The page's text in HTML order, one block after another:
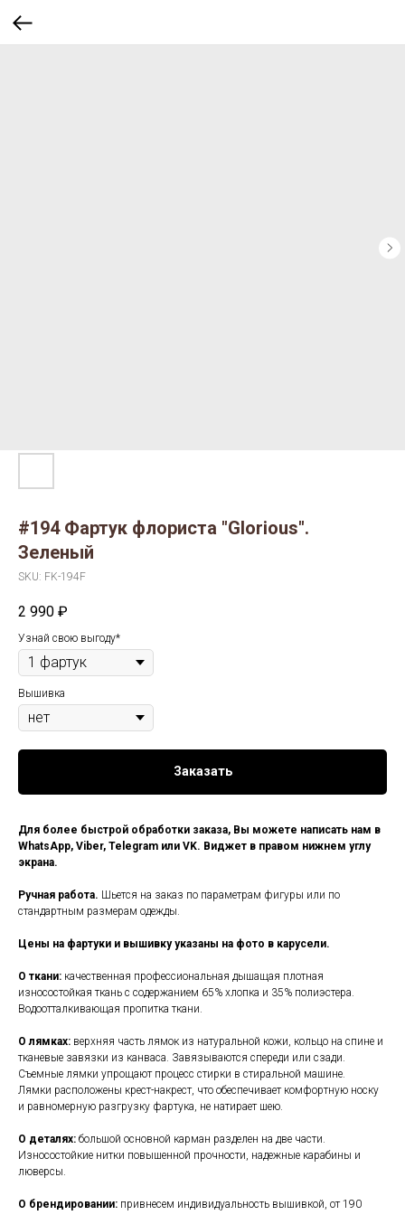
#194 Фартук флориста "Glorious".
Зеленый
SKU: FK-194F
2 990 ₽
Узнай свою выгоду*
Вышивка
Заказать
Для более быстрой обработки заказа, Вы можете написать нам в
WhatsApp, Viber, Telegram или VK. Виджет в правом нижнем углу
экрана.
Ручная работа. Шьется на заказ по параметрам фигуры или по
стандартным размерам одежды.
Цены на фартуки и вышивку указаны на фото в карусели.
О ткани: качественная профессиональная дышащая плотная
износостойкая ткань с содержанием 65% хлопка и 35% полиэстера.
Водоотталкивающая пропитка ткани.
О лямках: верхняя часть лямок из натуральной кожи, кольцо на спине и
тканевые завязки из канваса. Завязываются спереди или сзади.
Съемные лямки упрощают процесс стирки в стиральной машине.
Лямки расположены крест-накрест, что обеспечивает комфортную носку
и равномерную разгрузку фартука, не натирает шею.
О деталях: большой основной карман разделен на две части.
Износостойкие нитки повышенной прочности, надежные карабины и
люверсы.
О брендировании: привнесем индивидуальность вышивкой, от 190